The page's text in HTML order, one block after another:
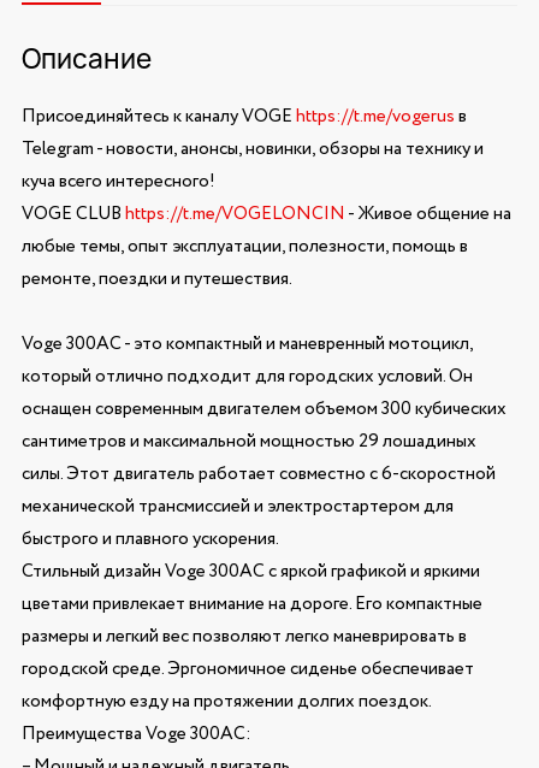
Описание
Присоединяйтесь к каналу VOGEhttps://t.me/vogerusв
Telegram - новости, анонсы, новинки, обзоры на технику и
куча всего интересного!
VOGE CLUBhttps://t.me/VOGELONCIN - Живое общение на
любые темы, опыт эксплуатации, полезности, помощь в
ремонте, поездки и путешествия.
Voge 300AC - это компактный и маневренный мотоцикл,
который отлично подходит для городских условий. Он
оснащен современным двигателем объемом 300 кубических
сантиметров и максимальной мощностью 29 лошадиных
силы. Этот двигатель работает совместно с 6-скоростной
механической трансмиссией и электростартером для
быстрого и плавного ускорения.
Стильный дизайн Voge 300AC с яркой графикой и яркими
цветами привлекает внимание на дороге. Его компактные
размеры и легкий вес позволяют легко маневрировать в
городской среде. Эргономичное сиденье обеспечивает
комфортную езду на протяжении долгих поездок.
Преимущества Voge 300AC: